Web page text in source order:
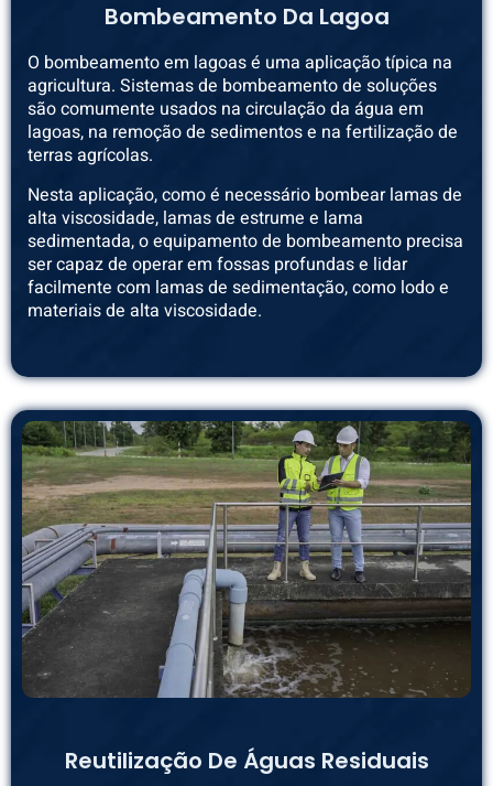
Bombeamento Da Lagoa
O bombeamento em lagoas é uma aplicação típica na
agricultura. Sistemas de bombeamento de soluções
são comumente usados na circulação da água em
lagoas, na remoção de sedimentos e na fertilização de
terras agrícolas.
Nesta aplicação, como é necessário bombear lamas de
alta viscosidade, lamas de estrume e lama
sedimentada, o equipamento de bombeamento precisa
ser capaz de operar em fossas profundas e lidar
facilmente com lamas de sedimentação, como lodo e
materiais de alta viscosidade.
Reutilização De Águas Residuais